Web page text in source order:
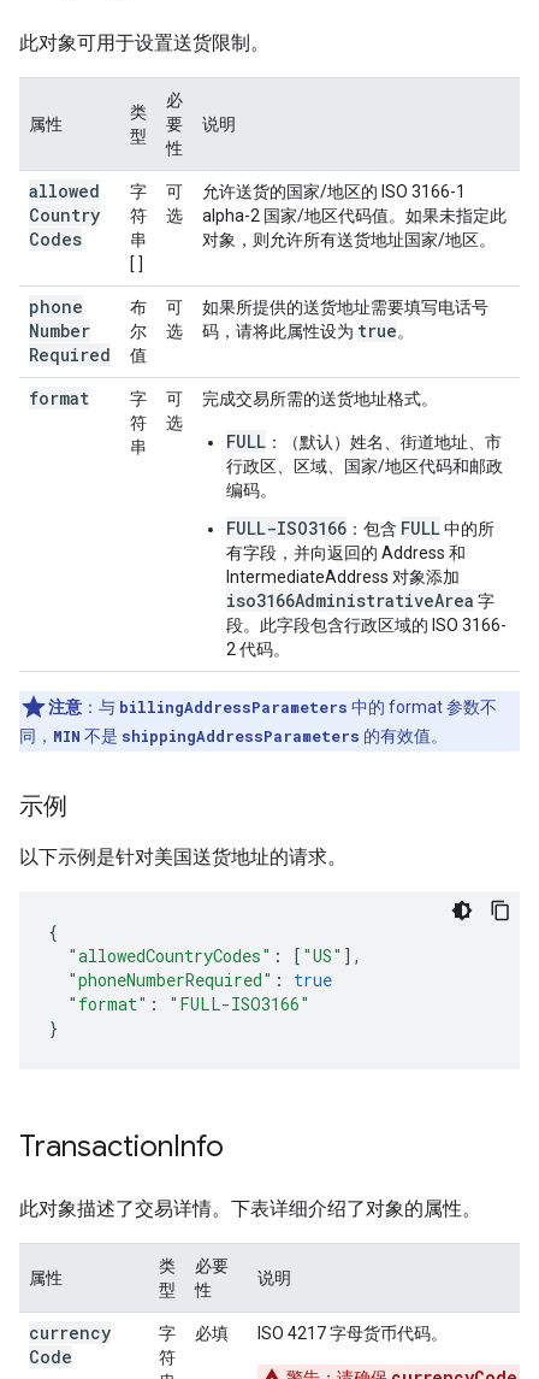
此对象可用于设置送货限制。
属性
类
型
必
要
性
说明
allowed
Country
Codes
字
符
串
[ ]
可
选
允许送货的国家/地区的 ISO 3166-1
alpha-2 国家/地区代码值。如果未指定此
对象，则允许所有送货地址国家/地区。
phone
Number
Required
布
尔
值
可
选
如果所提供的送货地址需要填写电话号
码，请将此属性设为 true。
format
字
符
串
可
选
完成交易所需的送货地址格式。
FULL ：（默认）姓名、街道地址、市
行政区、区域、国家/地区代码和邮政
编码。
FULL-ISO3166 ：包含 FULL中的所
有字段，并向返回的 Address 和
IntermediateAddress 对象添加
iso3166AdministrativeArea 字
段。此字段包含行政区域的 ISO 3166-
2 代码。
注意 ：与 billingAddressParameters 中的 format 参数不
同， MIN 不是 shippingAddressParameters 的有效值。
示例
以下示例是针对美国送货地址的请求。
{
"allowedCountryCodes" : [ "US" ],
"phoneNumberRequired" :
true
"format" :
"FULL-ISO3166"
}
TransactionInfo
此对象描述了交易详情。下表详细介绍了对象的属性。
属性
类
型
必要
性
说明
currency
Code
字
符
必填 ISO 4217 字母货币代码。